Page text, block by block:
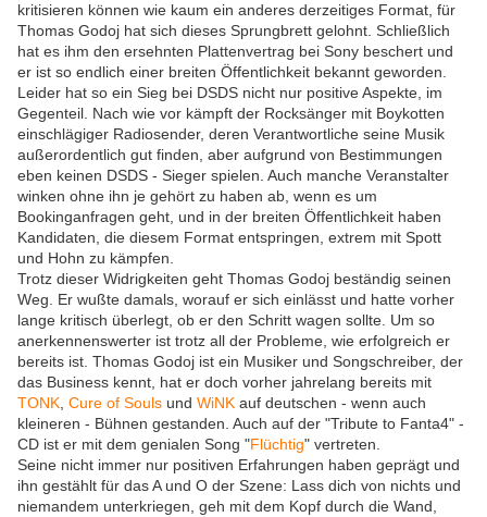
kritisieren können wie kaum ein anderes derzeitiges Format, für
Thomas Godoj hat sich dieses Sprungbrett gelohnt. Schließlich
hat es ihm den ersehnten Plattenvertrag bei Sony beschert und
er ist so endlich einer breiten Öffentlichkeit bekannt geworden.
Leider hat so ein Sieg bei DSDS nicht nur positive Aspekte, im
Gegenteil. Nach wie vor kämpft der Rocksänger mit Boykotten
einschlägiger Radiosender, deren Verantwortliche seine Musik
außerordentlich gut finden, aber aufgrund von Bestimmungen
eben keinen DSDS - Sieger spielen. Auch manche Veranstalter
winken ohne ihn je gehört zu haben ab, wenn es um
Bookinganfragen geht, und in der breiten Öffentlichkeit haben
Kandidaten, die diesem Format entspringen, extrem mit Spott
und Hohn zu kämpfen.
Trotz dieser Widrigkeiten geht Thomas Godoj beständig seinen
Weg. Er wußte damals, worauf er sich einlässt und hatte vorher
lange kritisch überlegt, ob er den Schritt wagen sollte. Um so
anerkennenswerter ist trotz all der Probleme, wie erfolgreich er
bereits ist. Thomas Godoj ist ein Musiker und Songschreiber, der
das Business kennt, hat er doch vorher jahrelang bereits mit
TONK Cure of Souls und WiNK auf deutschen - wenn auch
kleineren - Bühnen gestanden. Auch auf der "Tribute to Fanta4" -
CD ist er mit dem genialen Song "Flüchtig" vertreten.
Seine nicht immer nur positiven Erfahrungen haben geprägt und
ihn gestählt für das A und O der Szene: Lass dich von nichts und
niemandem unterkriegen, geh mit dem Kopf durch die Wand,